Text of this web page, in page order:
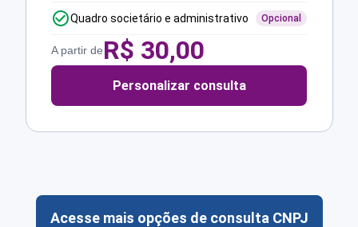
Quadro societário e administrativo Opcional
A partir deR$ 30,00
Personalizar consulta
Acesse mais opções de consulta CNPJ